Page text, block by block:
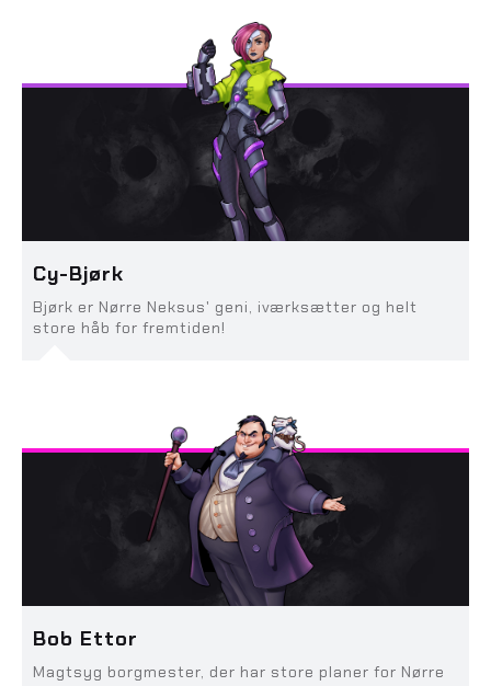
Cy-Bjørk
Bjørk er Nørre Neksus' geni, iværksætter og helt
store håb for fremtiden!
Bob Ettor
Magtsyg borgmester, der har store planer for Nørre